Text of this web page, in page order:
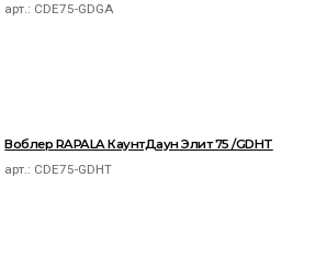
арт.: CDE75-GDGA
Воблер RAPALA КаунтДаун Элит 75 /GDHT
арт.: CDE75-GDHT